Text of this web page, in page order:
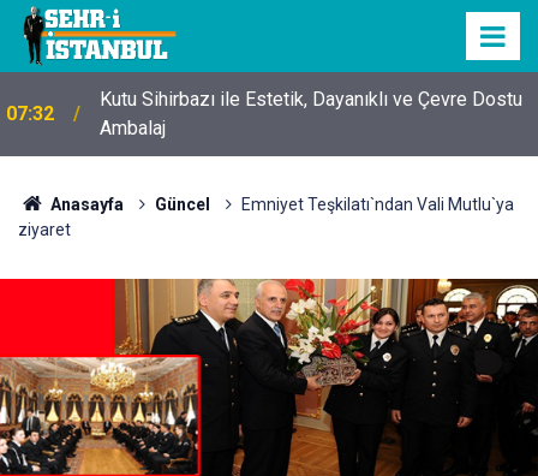
07:32
Kutu Sihirbazı ile Estetik, Dayanıklı ve Çevre Dostu
Ambalaj
Anasayfa Güncel
Emniyet Teşkilatı`ndan Vali Mutlu`ya
ziyaret